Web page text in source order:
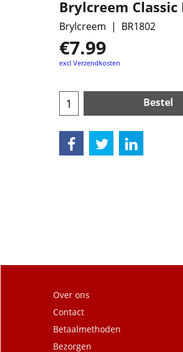
Brylcreem Classic
Brylcreem BR1802
€7.99
excl Verzendkosten
Bestel
Over ons
Contact
Betaalmethoden
Bezorgen